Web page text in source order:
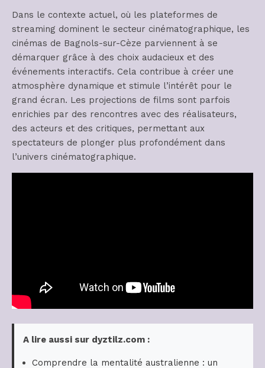
Dans le contexte actuel, où les plateformes de
streaming dominent le secteur cinématographique, les
cinémas de Bagnols-sur-Cèze parviennent à se
démarquer grâce à des choix audacieux et des
événements interactifs. Cela contribue à créer une
atmosphère dynamique et stimule l’intérêt pour le
grand écran. Les projections de films sont parfois
enrichies par des rencontres avec des réalisateurs,
des acteurs et des critiques, permettant aux
spectateurs de plonger plus profondément dans
l’univers cinématographique.
A lire aussi sur dyztilz.com :
Comprendre la mentalité australienne : un